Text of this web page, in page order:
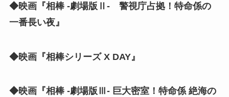
◆映画『相棒 -劇場版Ⅱ- 警視庁占拠！特命係の
一番長い夜』
◆映画『相棒シリーズ X DAY』
◆映画『相棒 -劇場版Ⅲ- 巨大密室！特命係 絶海の